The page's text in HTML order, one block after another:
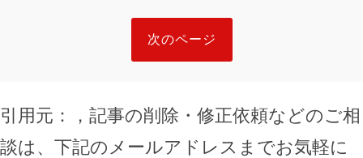
次のページ
引用元：
，記事の削除・修正依頼などのご相
談は、下記のメールアドレスまでお気軽に